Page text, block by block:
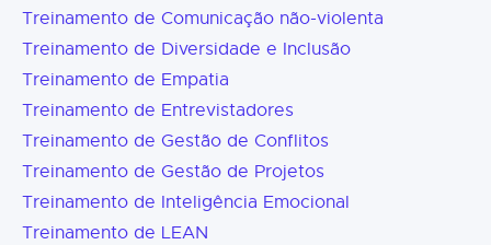
Treinamento de Comunicação não-violenta
Treinamento de Diversidade e Inclusão
Treinamento de Empatia
Treinamento de Entrevistadores
Treinamento de Gestão de Conflitos
Treinamento de Gestão de Projetos
Treinamento de Inteligência Emocional
Treinamento de LEAN